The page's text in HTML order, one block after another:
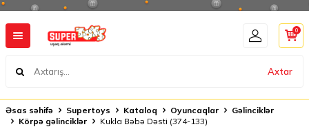
Axtar
0
Əsas səhifə Supertoys Kataloq Oyuncaqlar
Gəlinciklər
Körpə gəlinciklər
Kukla Bəbə Dəsti (374-133)